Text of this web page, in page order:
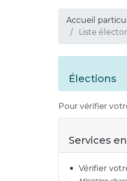
Accueil
Liste
Élections
Pour vérifier
Services
Vérifier